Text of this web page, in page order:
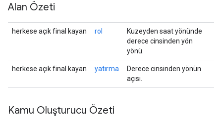
Alan Özeti
herkese açık final kayan rol
Kuzeyden saat yönünde
derece cinsinden yön
yönü.
herkese açık final kayan yatırma
Derece cinsinden yönün
açısı.
Kamu Oluşturucu Özeti